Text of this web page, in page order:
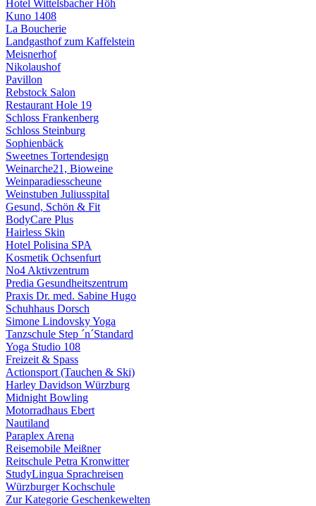
Hotel Wittelsbacher Höh
Kuno 1408
La Boucherie
Landgasthof zum Kaffelstein
Meisnerhof
Nikolaushof
Pavillon
Rebstock Salon
Restaurant Hole 19
Schloss Frankenberg
Schloss Steinburg
Sophienbäck
Sweetnes Tortendesign
Weinarche21, Bioweine
Weinparadiesscheune
Weinstuben Juliusspital
Gesund, Schön & Fit
BodyCare Plus
Hairless Skin
Hotel Polisina SPA
Kosmetik Ochsenfurt
No4 Aktivzentrum
Predia Gesundheitszentrum
Praxis Dr. med. Sabine Hugo
Schuhhaus Dorsch
Simone Lindovsky Yoga
Tanzschule Step ´n´Standard
Yoga Studio 108
Freizeit & Spass
Actionsport (Tauchen & Ski)
Harley Davidson Würzburg
Midnight Bowling
Motorradhaus Ebert
Nautiland
Paraplex Arena
Reisemobile Meißner
Reitschule Petra Kronwitter
StudyLingua Sprachreisen
Würzburger Kochschule
Zur Kategorie Geschenkewelten